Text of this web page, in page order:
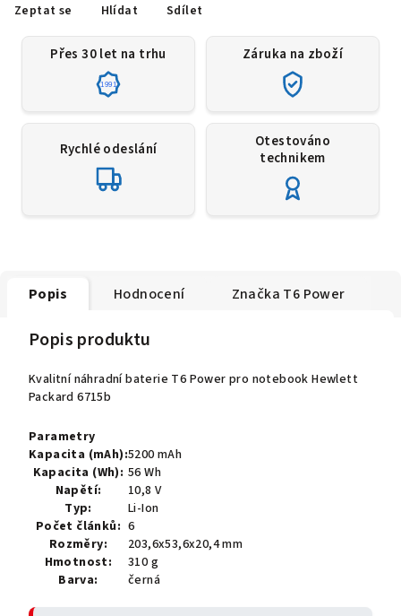
Zeptat se Hlídat Sdílet
Přes 30 let na trhu
1991
Záruka na zboží
Rychlé odeslání
Otestováno
technikem
Popis Hodnocení Značka T6 Power
Popis produktu
Kvalitní náhradní baterie T6 Power pro notebook Hewlett
Packard 6715b
Parametry
Kapacita (mAh):5200 mAh
Kapacita (Wh): 56 Wh
Napětí:
10,8 V
Typ:
Li-Ion
Počet článků: 6
Rozměry:
203,6x53,6x20,4 mm
Hmotnost:
310 g
Barva:
černá